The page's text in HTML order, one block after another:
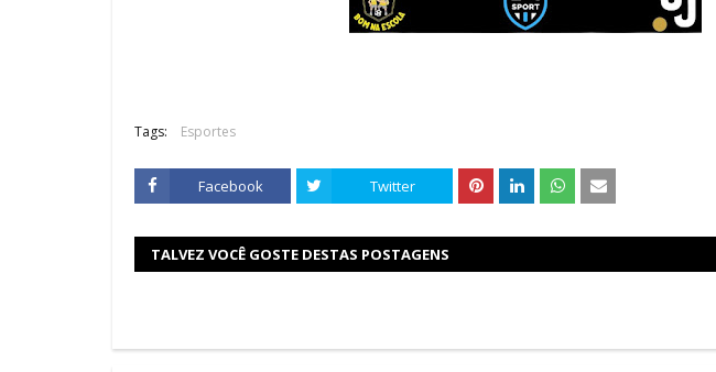
Tags: Esportes
Facebook Twitter
TALVEZ VOCÊ GOSTE DESTAS POSTAGENS